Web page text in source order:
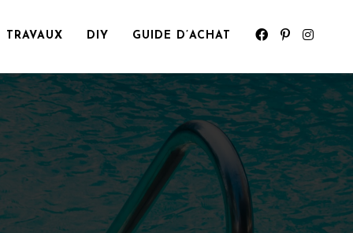
TRAVAUX DIY GUIDE D’ACHAT